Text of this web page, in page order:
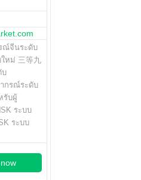
ณ์จีนระดับ
หม่ 三等九
บ
กรณ์ระดับ
รับผู้
ระบบ
ระบบ